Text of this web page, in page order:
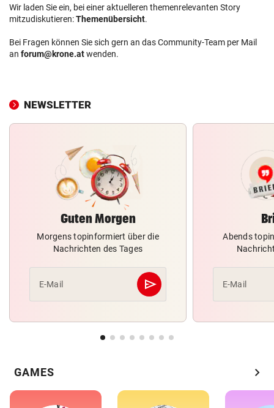
Wir laden Sie ein, bei einer aktuelleren themenrelevanten Story
mitzudiskutieren:Themenübersicht.
Bei Fragen können Sie sich gern an das Community-Team per Mail
an forum@krone.atwenden.
NEWSLETTER
Guten Morgen
Morgens topinformiert über die
Nachrichten des Tages
E-Mail send
Abschicken
Abends
E-Mail
GAMES chevron_right